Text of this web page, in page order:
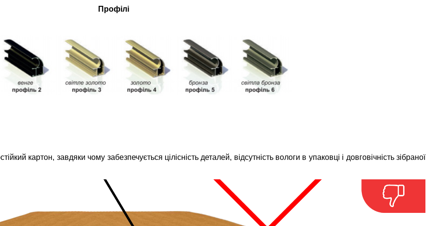
Профілі
картон, завдяки чому забезпечується цілісність деталей, відсутність вологи в упаковці і довговічність зібраної